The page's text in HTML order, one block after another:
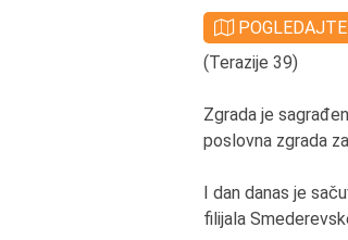
(Terazije 39)
Zgrada je
poslovna zgrada
I dan danas je
filijala